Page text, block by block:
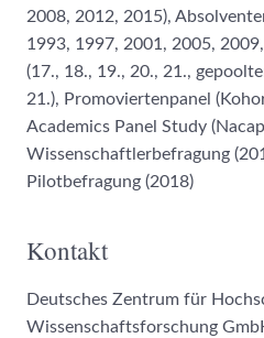
2008, 2012, 2015),
1993, 1997, 2001, 2005,
(17., 18., 19., 20., 21.,
21.), Promoviertenpanel
Academics Panel Study
Wissenschaftlerbefragung
Pilotbefragung (2018)
Kontakt
Deutsches Zentrum für
Wissenschaftsforschung